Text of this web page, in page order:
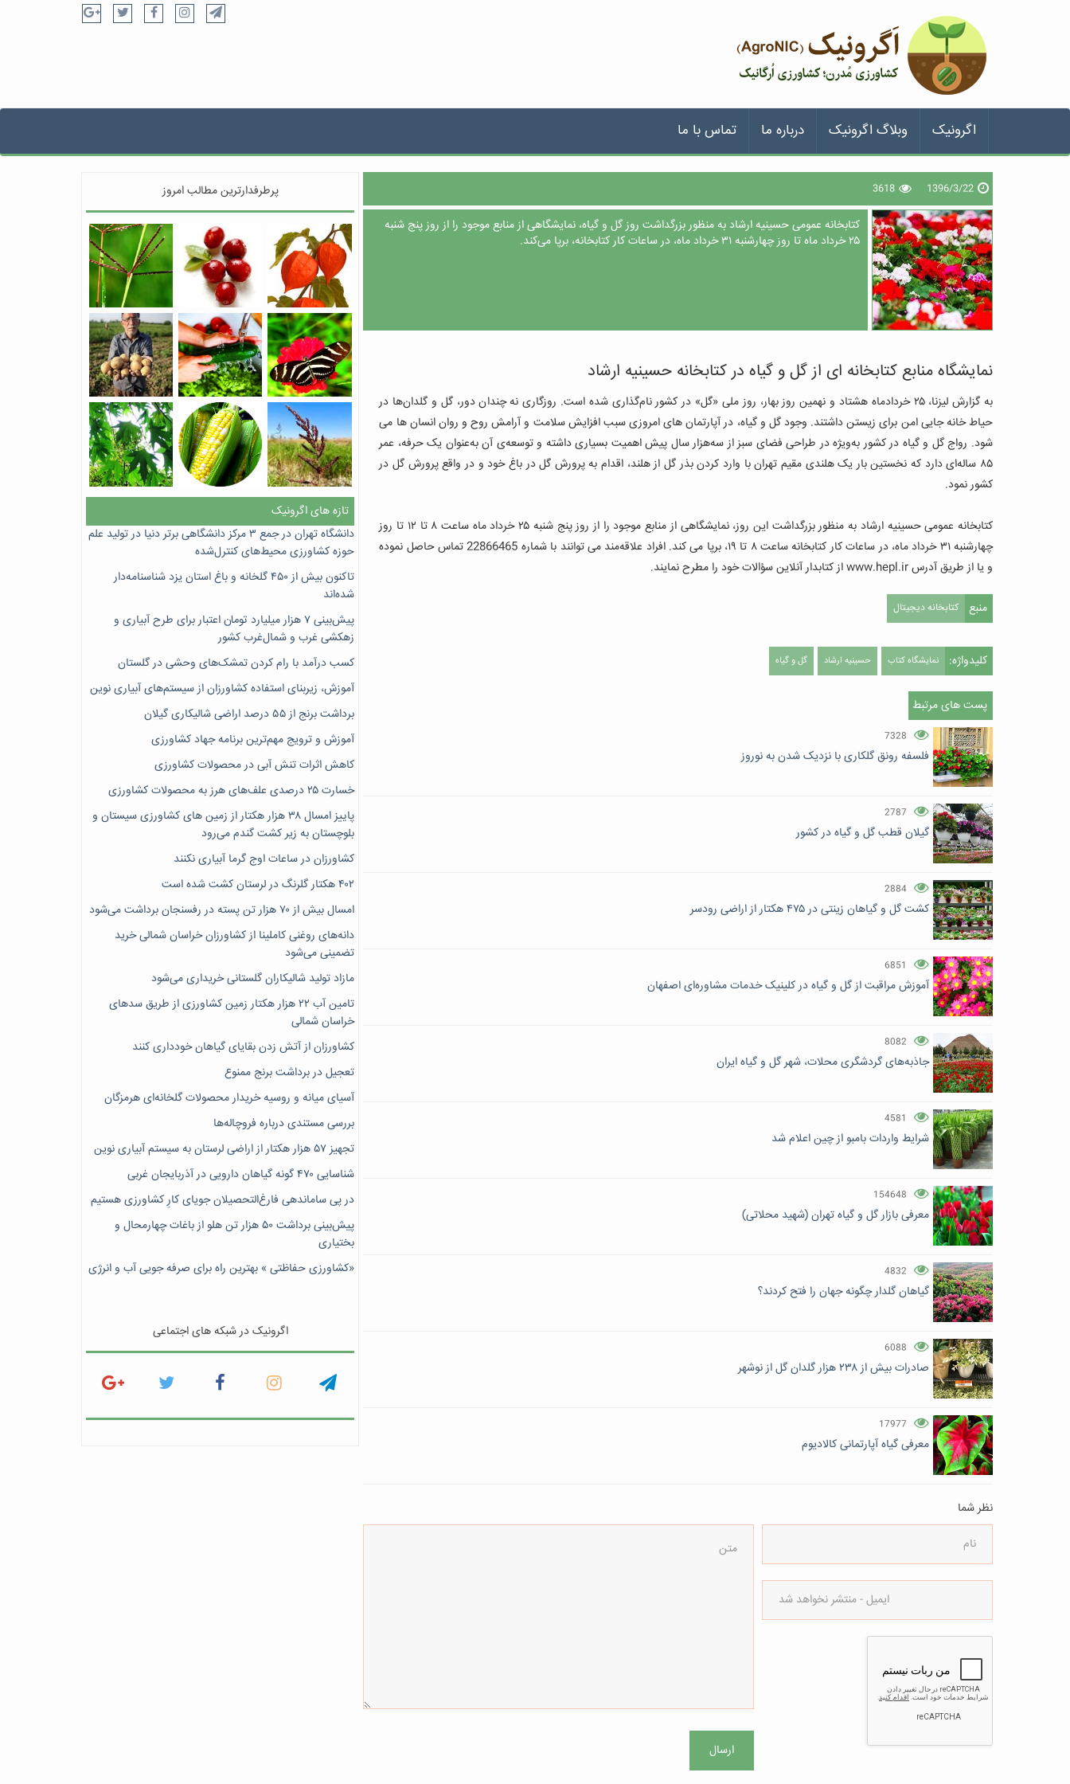
اگرونیک وبلاگ اگرونیک درباره ما تماس با ما
1396/3/22
3618
کتابخانه عمومی حسینیه ارشاد به منظور بزرگداشت روز گل و گیاه، نمایشگاهی از منابع موجود را از روز پنج شنبه
۲۵ خرداد ماه تا روز چهارشنبه ۳۱ خرداد ماه، در ساعات کار کتابخانه، برپا می‌کند.
نمایشگاه منابع کتابخانه ای از گل و گیاه در کتابخانه حسینیه ارشاد
به گزارش لیزنا، ۲۵ خردادماه هشتاد و نهمین روز بهار، روز ملی «گل» در كشور نام‌گذاری شده است. روزگاری نه چندان دور، گل و گلدان‌ها در
حیاط خانه جایی امن برای زیستن داشتند. وجود گل و گیاه، در آپارتمان های امروزی سبب افزایش سلامت و آرامش روح و روان انسان ها می
شود. رواج گل و گیاه در کشور به‌ویژه در طراحی فضای سبز از سه‌هزار سال پیش اهمیت بسیاری داشته و توسعه‌ی آن به‌عنوان یک حرفه، عمر
۸۵ ساله‌ای دارد که نخستین‌ بار یک هلندی مقیم تهران با وارد کردن بذر گل از هلند، اقدام به پرورش گل در باغ خود و در واقع پرورش گل در
کشور نمود.
کتابخانه عمومی حسینیه ارشاد به منظور بزرگداشت این روز، نمایشگاهی از منابع موجود را از روز پنج شنبه ۲۵ خرداد ماه ساعت ۸ تا ۱۲ تا روز
چهارشنبه ۳۱ خرداد ماه، در ساعات کار کتابخانه ساعت ۸ تا ۱۹، برپا می کند. افراد علاقه‌مند می توانند با شماره 22866465 تماس حاصل نموده
و یا از طریق آدرس www.hepl.ir از کتابدار آنلاین سؤالات خود را مطرح نمایند.
منبع كتابخانه ديجيتال
کلیدواژه: نمایشگاه کتاب حسینیه ارشاد گل و گیاه
پست های مرتبط
7328
فلسفه رونق گلکاری با نزدیک شدن به نوروز
2787
گیلان قطب گل و گیاه در کشور
2884
کشت گل و گیاهان زینتی در ۴۷۵ هکتار از اراضی رودسر
6851
آموزش مراقبت از گل و گیاه در کلینیک خدمات مشاوره‌ای اصفهان
8082
جاذبه‌های گردشگری محلات، شهر گل و گیاه ایران
4581
شرایط واردات بامبو از چین اعلام شد
154648
معرفی بازار گل و گیاه تهران (شهید محلاتی)
4832
گیاهان گلدار چگونه جهان را فتح کردند؟
6088
صادرات بیش از ۲۳۸ هزار گلدان گل از نوشهر
17977
معرفی گیاه آپارتمانی کالادیوم
نظر شما
ارسال
پرطرفدارترین مطالب امروز
تازه های اگرونیک
دانشگاه تهران در جمع ۳ مرکز دانشگاهی برتر دنیا در تولید علم
حوزه کشاورزی محیط‌های کنترل‌شده
تاکنون بیش از ۴۵۰ گلخانه و باغ استان یزد شناسنامه‌دار
شده‌اند
پیش‌بینی ۷‌ هزار میلیارد تومان اعتبار برای طرح آبیاری و
زهکشی غرب و شمال‌غرب کشور
کسب درآمد با رام کردن تمشک‌های وحشی در گلستان
آموزش، زیربنای استفاده کشاورزان از سیستم‌های آبیاری نوین
برداشت برنج از ۵۵ درصد اراضی شالیکاری گیلان
آموزش و ترویج مهم‌ترین برنامه جهاد کشاورزی
کاهش اثرات تنش آبی در محصولات کشاورزی
خسارت ۲۵ درصدی علف‌های هرز به محصولات کشاورزی
پاییز امسال ۳۸ هزار هکتار از زمین های کشاورزی سیستان و
بلوچستان به زیر کشت گندم می‌رود
کشاورزان در ساعات اوج گرما آبیاری نکنند
۴۰۲ هکتار گلرنگ در لرستان کشت شده است
امسال بیش از ۷۰ هزار تن پسته در رفسنجان برداشت می‌شود
دانه‌های روغنی کاملینا از کشاورزان خراسان شمالی خرید
تضمینی می‌شود
مازاد تولید شالیکاران گلستانی خریداری می‌شود
تامین آب ۲۲ هزار هکتار زمین کشاورزی از طریق سدهای
خراسان شمالی
کشاورزان از آتش زدن بقایای گیاهان خودداری کنند
تعجیل در برداشت برنج ممنوع
آسیای میانه و روسیه خریدار محصولات گلخانه‌ای هرمزگان
بررسی مستندی درباره فروچاله‌ها
تجهیز ۵۷ هزار هکتار از اراضی لرستان به سیستم آبیاری نوین
شناسایی ۴۷٠ گونه گیاهان دارویی در آذربایجان غربی
در پی ساماندهی فارغ‌التحصیلان جویای کارِ کشاورزی هستیم
پیش‎‌بینی برداشت ۵۰ هزار تن هلو از باغات چهارمحال و
بختیاری
«کشاورزی حفاظتی » بهترین راه برای صرفه جویی آب و انرژی
اگرونیک در شبکه های اجتماعی